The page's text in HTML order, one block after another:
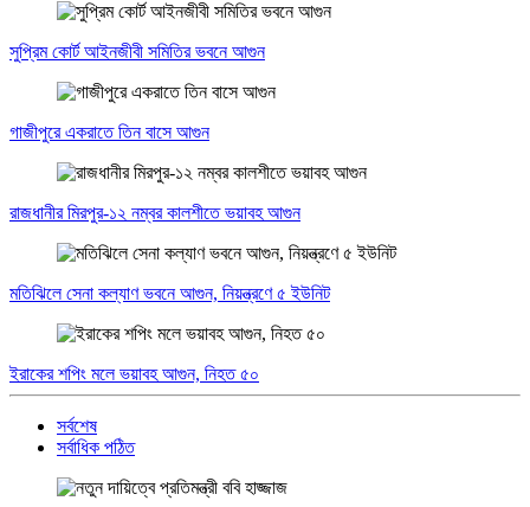
সুপ্রিম কোর্ট আইনজীবী সমিতির ভবনে আগুন
গাজীপুরে একরাতে তিন বাসে আগুন
রাজধানীর মিরপুর-১২ নম্বর কালশীতে ভয়াবহ আগুন
মতিঝিলে সেনা কল্যাণ ভবনে আগুন, নিয়ন্ত্রণে ৫ ইউনিট
ইরাকের শপিং মলে ভয়াবহ আগুন, নিহত ৫০
সর্বশেষ
সর্বাধিক পঠিত